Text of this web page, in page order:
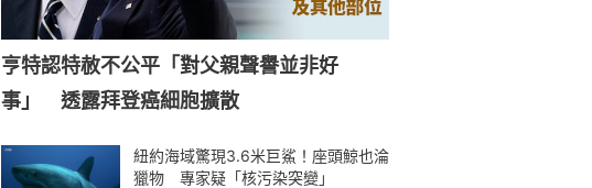
亨特認特赦不公平「對父親聲譽並非好
事」 透露拜登癌細胞擴散
紐約海域驚現3.6米巨鯊！座頭鯨也淪
獵物 專家疑「核污染突變」